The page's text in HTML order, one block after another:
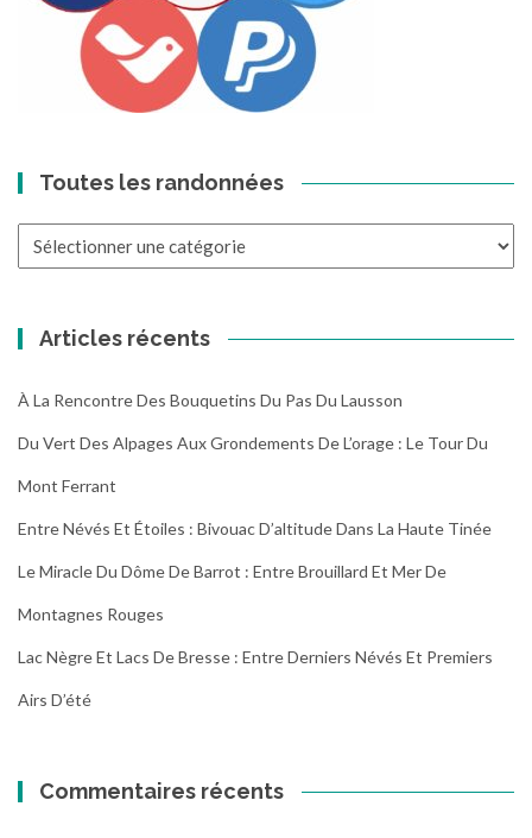
Toutes les randonnées
Articles récents
À La Rencontre Des Bouquetins Du Pas Du Lausson
Du Vert Des Alpages Aux Grondements De L’orage : Le Tour Du
Mont Ferrant
Entre Névés Et Étoiles : Bivouac D’altitude Dans La Haute Tinée
Le Miracle Du Dôme De Barrot : Entre Brouillard Et Mer De
Montagnes Rouges
Lac Nègre Et Lacs De Bresse : Entre Derniers Névés Et Premiers
Airs D’été
Commentaires récents